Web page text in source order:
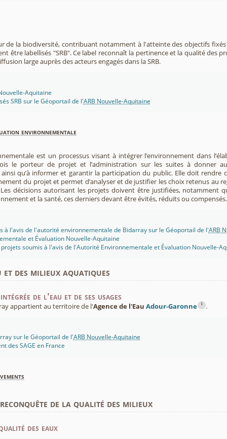
de la biodiversité, contribuant notamment à l'atteinte des objectifs fixés
être labellisés "SRB". Ce label reconnaît la pertinence et la qualité des
large auprès des acteurs engagés dans la SRB.
Aquitaine
SRB sur le Géoportail de l'ARB Nouvelle-Aquitaine
environnementale
est un processus visant à intégrer l’environnement dans
le porteur de projet et l’administration sur les suites à donner
qu’à informer et garantir la participation du public. Elle doit rendre
du projet et permet d’analyser et de justifier les choix retenus au
décisions autorisant les projets doivent être justifiées, notamment
et la santé, ces derniers devant être évités, réduits ou compensés.
à l'avis de l'autorité environnementale de Bidarray sur le Géoportail de l'ARB
et Évaluation Nouvelle-Aquitaine
soumis à l'avis de l'Autorité Environnementale et Évaluation Nouvelle-
des milieux aquatiques
de l'eau et de ses usages
appartient au territoire de l'Agence de l'Eau Adour-Garonne i .
sur le Géoportail de l'ARB Nouvelle-Aquitaine
des SAGE en France
de la qualité des milieux
des eaux